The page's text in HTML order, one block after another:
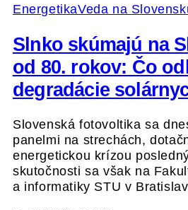
EnergetikaVeda na
Slnko skúmajú na
od 80. rokov: Čo
degradácie
Slovenská fotovoltika sa
panelmi na strechách,
energetickou krízou
skutočnosti sa však na
a informatiky STU v